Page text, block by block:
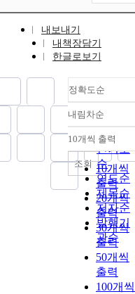
내보내기
내책장담기
한글로보기
정확도순
정확도
순
인기도
순
연도순
제목순
저자순
발행기
관순
내림차순
내림차
10개씩 출력
10개씩
출력
20개씩
출력
30개씩
출력
50개씩
출력
100개씩
조회